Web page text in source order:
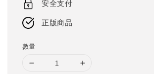
安全支付
正版商品
數量